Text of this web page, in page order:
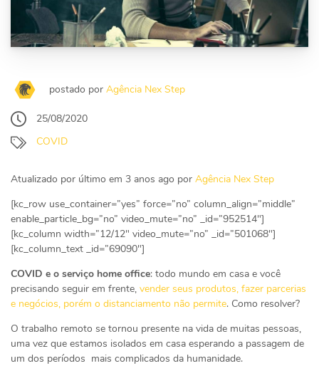
postado por Agência Nex Step
25/08/2020
COVID
Atualizado por último em 3 anos ago por Agência Nex Step
[kc_row use_container=”yes” force=”no” column_align=”middle”
enable_particle_bg=”no” video_mute=”no” _id=”952514″]
[kc_column width=”12/12″ video_mute=”no” _id=”501068″]
[kc_column_text _id=”69090″]
COVID e o serviço home office: todo mundo em casa e você
precisando seguir em frente, vender seus produtos, fazer parcerias
e negócios, porém o distanciamento não permite. Como resolver?
O trabalho remoto se tornou presente na vida de muitas pessoas,
uma vez que estamos isolados em casa esperando a passagem de
um dos períodos mais complicados da humanidade.